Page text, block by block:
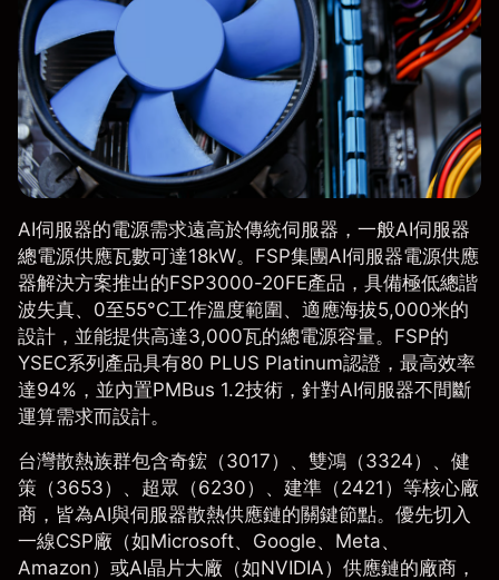
AI伺服器的電源需求遠高於傳統伺服器，一般AI伺服器
總電源供應瓦數可達18kW。 FSP集團AI伺服器電源供應
器解決方案推出的FSP3000-20FE產品，具備極低總諧
波失真、0至55°C工作溫度範圍、適應海拔5,000米的
設計，並能提供高達3,000瓦的總電源容量。FSP的
YSEC系列產品具有80 PLUS Platinum認證，最高效率
達94%，並內置PMBus 1.2技術，針對AI伺服器不間斷
運算需求而設計。
台灣散熱族群包含奇鋐（3017）、雙鴻（3324）、健
策（3653）、超眾（6230）、建準（2421）等核心廠
商，皆為AI與伺服器散熱供應鏈的關鍵節點。優先切入
一線CSP廠（如Microsoft、Google、Meta、
Amazon）或AI晶片大廠（如NVIDIA）供應鏈的廠商，